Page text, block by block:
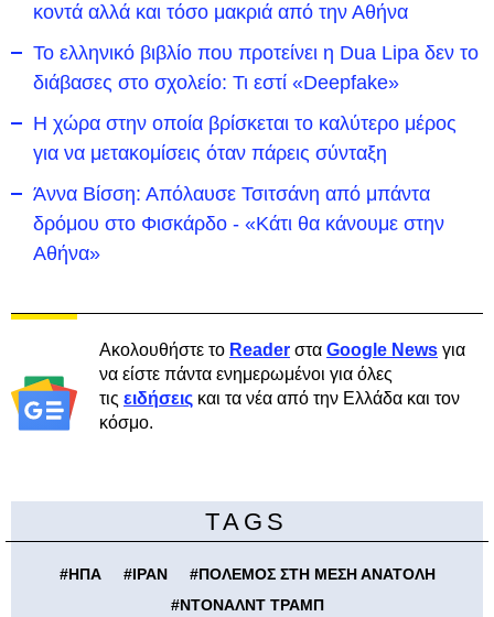
κοντά αλλά και τόσο μακριά από την Αθήνα
Το ελληνικό βιβλίο που προτείνει η Dua Lipa δεν το
διάβασες στο σχολείο: Τι εστί «Deepfake»
Η χώρα στην οποία βρίσκεται το καλύτερο μέρος
για να μετακομίσεις όταν πάρεις σύνταξη
Άννα Βίσση: Απόλαυσε Τσιτσάνη από μπάντα
δρόμου στο Φισκάρδο - «Κάτι θα κάνουμε στην
Αθήνα»
Ακολουθήστε το Reader στα Google News για
να είστε πάντα ενημερωμένοι για όλες
τις ειδήσεις και τα νέα από την Ελλάδα και τον
κόσμο.
TAGS
#ΗΠΑ #ΙΡΑΝ #ΠΟΛΕΜΟΣ ΣΤΗ ΜΕΣΗ ΑΝΑΤΟΛΗ
#ΝΤΟΝΑΛΝΤ ΤΡΑΜΠ